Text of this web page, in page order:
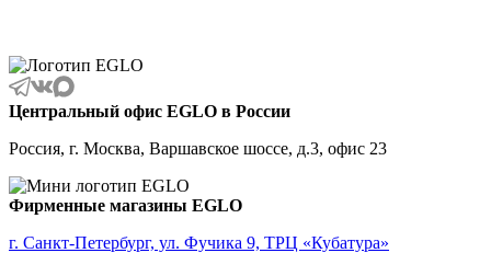
ALCUDIA
ALDERNEY
ALMANZORA
ALMEIDA
ALMEIDA 2
ALMONTE
ALMUDAINA
ALOBRASE
ALSAGER
Центральный офис EGLO в России
Россия, г. Москва, Варшавское шоссе, д.3, офис 23
Фирменные магазины EGLO
г. Санкт-Петербург, ул. Фучика 9, ТРЦ «Кубатура»